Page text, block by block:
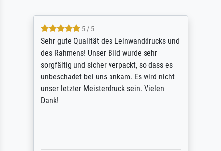
5 / 5
Sehr gute Qualität des Leinwanddrucks und
des Rahmens! Unser Bild wurde sehr
sorgfältig und sicher verpackt, so dass es
unbeschadet bei uns ankam. Es wird nicht
unser letzter Meisterdruck sein. Vielen
Dank!